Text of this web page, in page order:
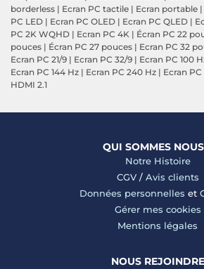
borderless | Ecran PC tactile | Ecran portable |
PC LED | Ecran PC OLED | Ecran PC QLED |
PC 2K WQHD | Ecran PC 4K | Écran PC 22
pouces | Écran PC 27 pouces | Ecran PC 32
Ecran PC 21/9 | Ecran PC 32/9 | Ecran PC 100
Ecran PC 144 Hz | Ecran PC 240 Hz | Ecran
HDMI 2.1
QUI SOMMES
Notre Histoire
CGV/ Avis clients
Données personnelles et
Gérer mes cookies
Mentions légales
NOUS REJOINDRE